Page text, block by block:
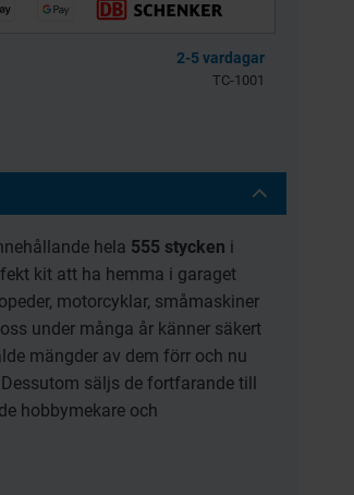
Bensinfilter rund
transparent 6mm
Universal
2-5 vardagar
TC-1001
hela 555 stycken i
kit att ha hemma i garaget
motorcyklar, småmaskiner
under många år känner säkert
mängder av dem förr och nu
säljs de fortfarande till
hobbymekare och